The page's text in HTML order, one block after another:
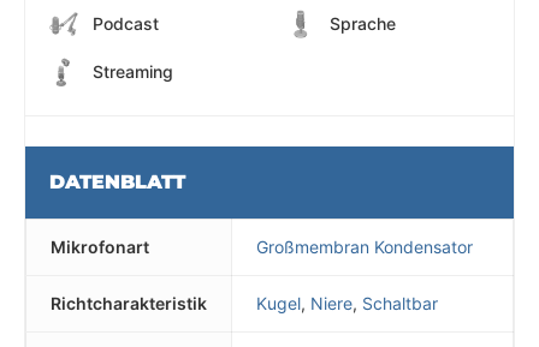
Podcast Sprache
Streaming
DATENBLATT
Mikrofonart Großmembran Kondensator
Richtcharakteristik Kugel, Niere, Schaltbar